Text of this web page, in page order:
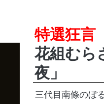
特選狂言
花組むら
夜」
三代目南條のぼ